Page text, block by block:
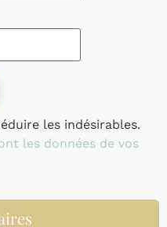
les indésirables.
les données de vos